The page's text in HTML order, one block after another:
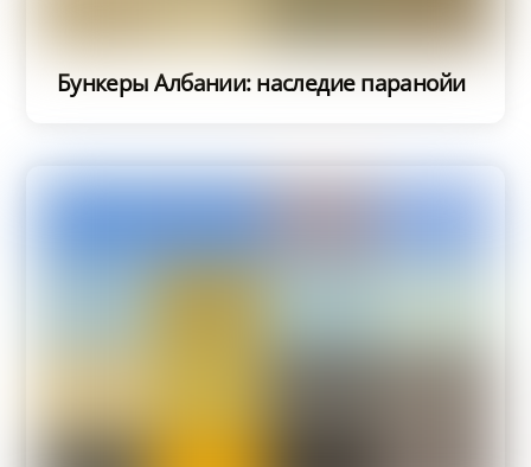
Бункеры Албании: наследие паранойи